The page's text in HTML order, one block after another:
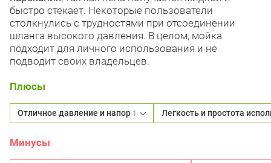
быстро стекает. Некоторые пользователи
столкнулись с трудностями при отсоединении
шланга высокого давления. В целом, мойка
подходит для личного использования и не
подводит своих владельцев.
Плюсы
Отличное давление и напор 1 Легкость и простота
Минусы